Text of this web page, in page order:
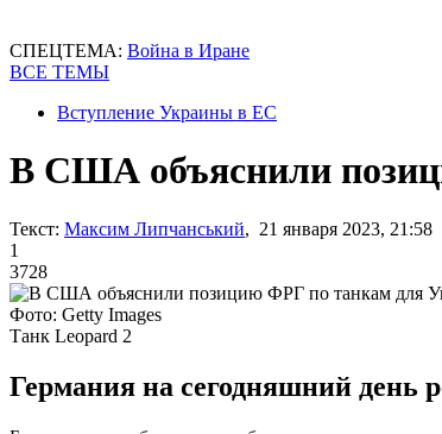
СПЕЦТЕМА: Война в Иране
ВСЕ ТЕМЫ
Вступление Украины в ЕС
В США объяснили
Текст: Максим Липчанський, 21 января 2023, 21:58
1
3728
Фото: Getty Images
Танк Leopard 2
Германия на сегодняшний день